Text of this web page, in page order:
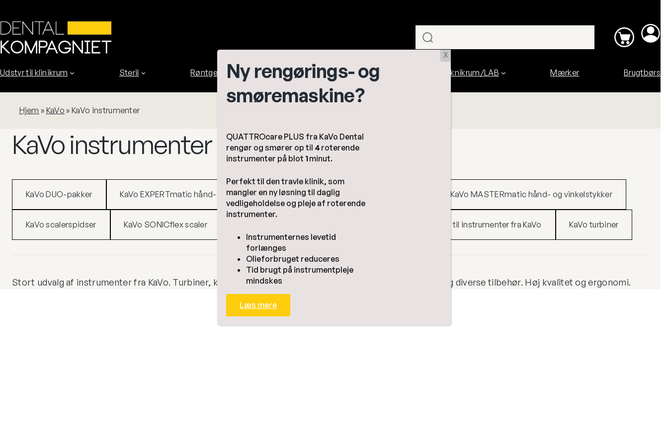
indhold
Udstyr til klinikrum Steril Røntgen Småudstyr Kirurgi Teknikrum/LAB Mærker Brugtbørs
Hjem » KaVo » KaVo instrumenter
KaVo instrumenter
KaVo DUO-pakker KaVo EXPERTmatic hånd- og vinkelstykker KaVo INTRA instrumenthoveder KaVo MASTERmatic hånd- og vinkelstykker
KaVo scalerspidser KaVo SONICflex scaler Tilbehør til instrumenter fra KaVo KaVo turbiner
Stort udvalg af instrumenter fra KaVo. Turbiner, koblinger, håndstykker, vinkelstykker, ultralydsspidser og diverse tilbehør. Høj kvalitet og ergonomi.
Ny rengørings- og
smøremaskine?
QUATTROcare PLUS fra KaVo Dental
rengør og smører op til 4 roterende
instrumenter på blot 1minut.
Perfekt til den travle klinik, som
mangler en ny løsning til daglig
vedligeholdelse og pleje af roterende
instrumenter.
Instrumenternes levetid
forlænges
Olieforbruget reduceres
Tid brugt på instrumentpleje
mindskes
Læs mere
X